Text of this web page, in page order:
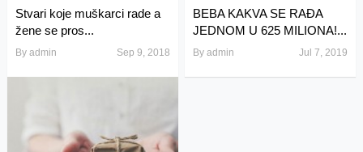
Stvari koje muškarci rade a
žene se pros...
By admin Sep 9, 2018
BEBA KAKVA SE RAĐA
JEDNOM U 625 MILIONA!...
Byadmin Jul 7, 2019